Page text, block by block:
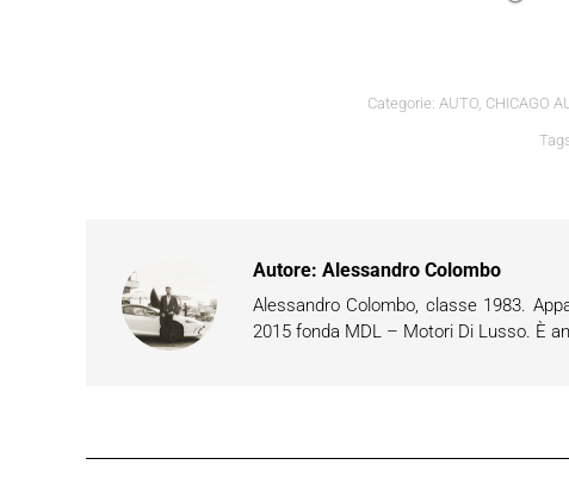
Categorie: AUTO, CHICAGO
Autore: Alessandro Colombo
Alessandro Colombo, classe 1983.
2015 fonda MDL – Motori Di Lusso. È